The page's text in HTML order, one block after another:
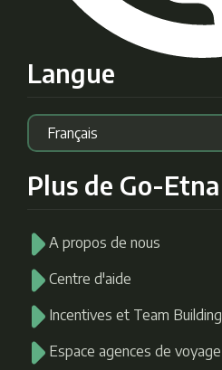
Langue
Plus de Go-Etna
A propos de nous
Centre d'aide
Incentives et Team Building
Espace agences de voyage